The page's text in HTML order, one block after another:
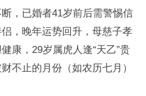
，已婚者41岁前后需警惕信
，晚年运势回升，母慈子孝
康，29岁属虎人逢“天乙”贵
不止的月份（如农历七月）